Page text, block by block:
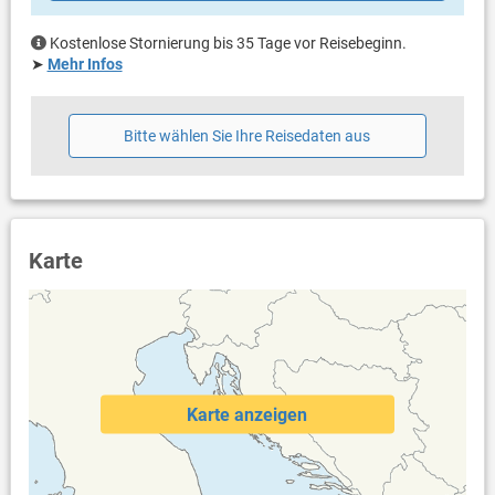
Kostenlose Stornierung bis 35 Tage vor Reisebeginn.
➤ Mehr Infos
Bitte wählen Sie Ihre Reisedaten aus
Karte
Karte anzeigen